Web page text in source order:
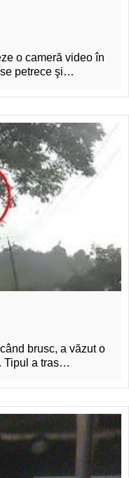
o cameră video în
petrece şi…
brusc, a văzut o
Tipul a tras…